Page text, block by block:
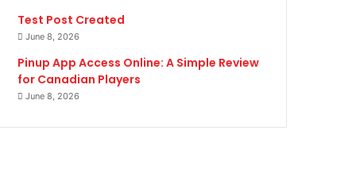
Test Post Created
June 8, 2026
Pinup App Access Online: A Simple Review
for Canadian Players
June 8, 2026